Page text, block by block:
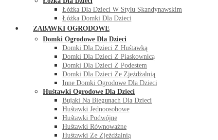
Łóżka Dla Dzieci W Stylu Skandynawskim
Łóżka Domki Dla Dzieci
ZABAWKI OGRODOWE
Domki Ogrodowe Dla Dzieci
Domki Dla Dzieci Z Huśtawką
Domki Dla Dzieci Z Piaskownicą
Domki Dla Dzieci Z Podestem
Domki Dla Dzieci Ze Zjeżdżalnią
Inne Domki Ogrodowe Dla Dzieci
Huśtawki Ogrodowe Dla Dzieci
Bujaki Na Biegunach Dla Dzieci
Huśtawki Jednoosobowe
Huśtawki Podwójne
Huśtawki Równoważne
Huśtawki Ze Zjeżdżalnią